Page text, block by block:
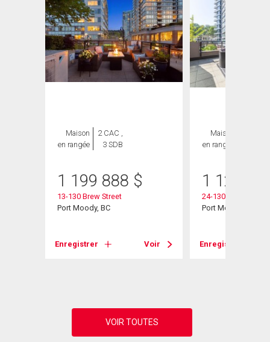
Maison
en rangée
2 CAC ,
3 SDB
1 199 888 $
13-130 Brew Street
Port Moody, BC
Enregistrer Voir
Maison
en rangée
1 124
24-130 Brew Street
Port Moody, BC
Enregistrer